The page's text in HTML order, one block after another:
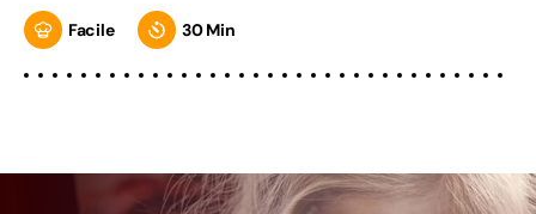
Facile 30 Min